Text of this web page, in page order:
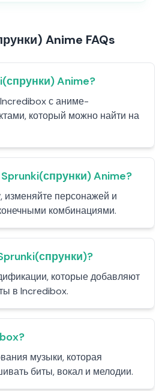
Anime FAQs
Anime?
с аниме-
который можно найти на
Anime?
изменяйте персонажей и
комбинациями.
которые добавляют
в Incredibox.
музыки, которая
биты, вокал и мелодии.